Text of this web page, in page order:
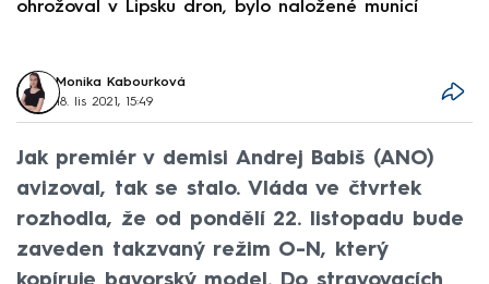
ohrožoval v Lipsku dron, bylo naložené municí
Monika Kabourková
18. lis 2021, 15:49
Jak premiér v demisi Andrej Babiš (ANO)
avizoval, tak se stalo. Vláda ve čtvrtek
rozhodla, že od pondělí 22. listopadu bude
zaveden takzvaný režim O-N, který